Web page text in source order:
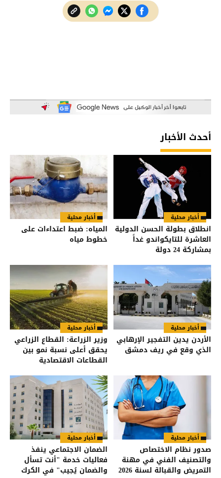
أحدث الأخبار
أخبار محلية
انطلاق بطولة الحسن الدولية
العاشرة للتايكواندو غداً
بمشاركة 24 دولة
أخبار محلية
المياه: ضبط اعتداءات على
خطوط مياه
أخبار محلية
الأردن يدين التفجير الإرهابي
الذي وقع في ريف دمشق
أخبار محلية
وزير الزراعة: القطاع الزراعي
يحقق أعلى نسبة نمو بين
القطاعات الاقتصادية
أخبار محلية
صدور نظام الاختصاص
والتصنيف الفني في مهنة
التمريض والقبالة لسنة 2026
أخبار محلية
الضمان الاجتماعي ينفذ
فعاليات خدمة "أنت تسأل
والضمان يُجيب" في الكرك